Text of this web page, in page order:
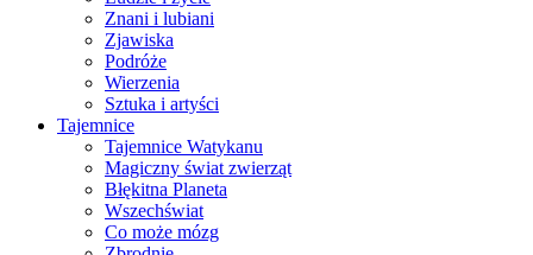
Znani i lubiani
Zjawiska
Podróże
Wierzenia
Sztuka i artyści
Tajemnice
Tajemnice Watykanu
Magiczny świat zwierząt
Błękitna Planeta
Wszechświat
Co może mózg